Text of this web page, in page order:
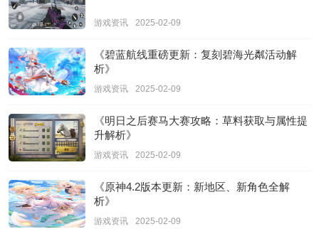
游戏资讯 2025-02-09
《碧蓝航线重磅更新：复刻碧海光粼活动解
析》
游戏资讯 2025-02-09
《明日之后赛马大赛攻略：草料获取与属性提
升解析》
游戏资讯 2025-02-09
《原神4.2版本更新：新地区、新角色全解
析》
游戏资讯 2025-02-09